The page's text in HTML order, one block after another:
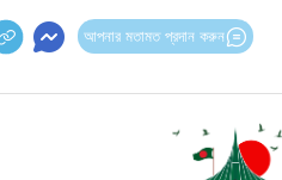
আপনার মতামত প্রদান করুন